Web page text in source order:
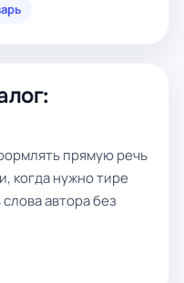
прямую речь
когда нужно тире
автора без